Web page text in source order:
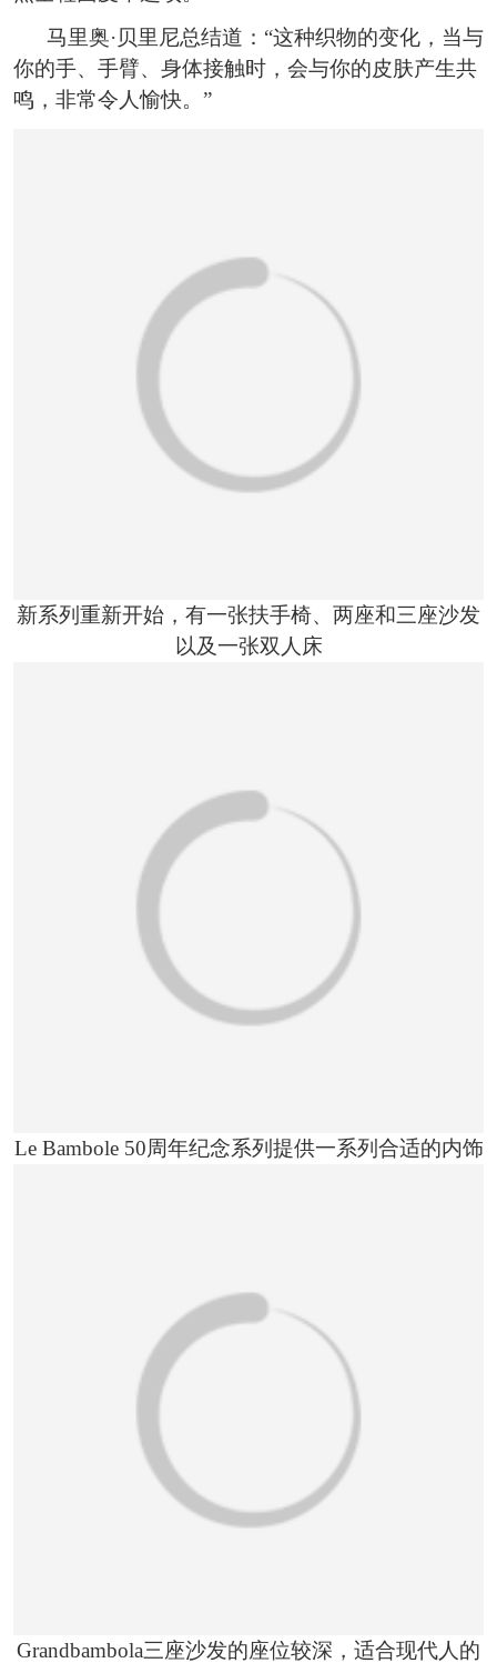
马里奥·贝里尼总结道：“这种织物的变化，当与
你的手、手臂、身体接触时，会与你的皮肤产生共
鸣，非常令人愉快。”
新系列重新开始，有一张扶手椅、两座和三座沙发
以及一张双人床
Le Bambole 50周年纪念系列提供一系列合适的内饰
Grandbambola三座沙发的座位较深，适合现代人的